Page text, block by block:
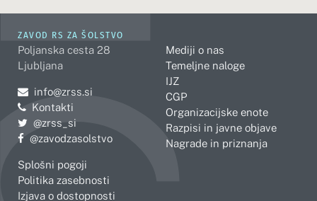
ZAVOD RS ZA ŠOLSTVO
Poljanska cesta 28
Ljubljana
Pošljite e-mail na
info@zrss.si
Kontakti
Pojdite na Twitter:
@zrss_si
Pojdite na Facebook:
@zavodzasolstvo
Splošni pogoji
Politika zasebnosti
Izjava o dostopnosti
Mediji o nas
Temeljne naloge
IJZ
CGP
Organizacijske enote
Razpisi in javne objave
Nagrade in priznanja